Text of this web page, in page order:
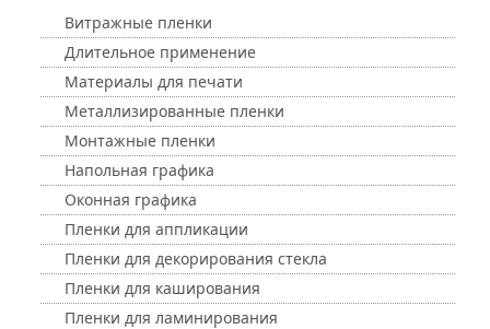
Витражные пленки
Длительное применение
Материалы для печати
Металлизированные пленки
Монтажные пленки
Напольная графика
Оконная графика
Пленки для аппликации
Пленки для декорирования стекла
Пленки для каширования
Пленки для ламинирования